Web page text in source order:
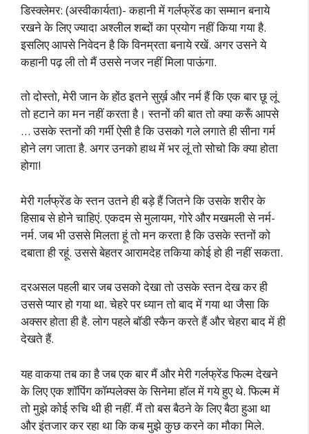
डिस्क्लेमर: (अस्वीकार्यता)- कहानी में गर्लफ्रेंड का सम्मान बनाये
रखने के लिए ज्यादा अश्लील शब्दों का प्रयोग नहीं किया गया है.
इसलिए आपसे निवेदन है कि विनम्रता बनाये रखें. अगर उसने ये
कहानी पढ़ ली तो मैं उससे नजर नहीं मिला पाऊंगा.
तो दोस्तो, मेरी जान के होंठ इतने सुर्ख़ और नर्म हैं कि एक बार छू लूं
तो हटाने का मन नहीं करता है। स्तनों की बात तो क्या करूँ आपसे
… उसके स्तनों की गर्मी ऐसी है कि उसको गले लगाते ही सीना गर्म
होने लग जाता है. अगर उनको हाथ में भर लूं तो सोचो कि क्या होता
होगा!
मेरी गर्लफ्रेंड के स्तन उतने ही बड़े हैं जितने कि उसके शरीर के
हिसाब से होने चाहिएं. एकदम से मुलायम, गोरे और मखमली से नर्म-
नर्म. जब भी उससे मिलता हूं तो मन करता है कि उसके स्तनों को
दबाता ही रहूं. उससे बेहतर आरामदेह तकिया कोई हो ही नहीं सकता.
दरअसल पहली बार जब उसको देखा तो उसके स्तन देख कर ही
उससे प्यार हो गया था. चेहरे पर ध्यान तो बाद में गया था जैसा कि
अक्सर होता ही है. लोग पहले बॉडी स्कैन करते हैं और चेहरा बाद में ही
देखते हैं.
यह वाकया तब का है जब एक बार मैं और मेरी गर्लफ्रेंड फिल्म देखने
के लिए एक शॉपिंग कॉम्पलेक्स के सिनेमा हॉल में गये हुए थे. फिल्म में
तो मुझे कोई रुचि थी ही नहीं. मैं तो बस बैठने के लिए बैठा हुआ था
और इंतजार कर रहा था कि कब मुझे कुछ करने का मौका मिले.